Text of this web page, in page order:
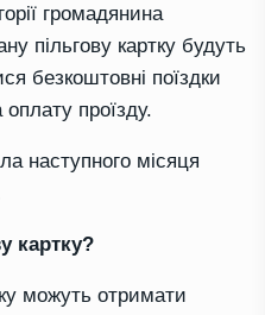
громадянина
пільгову картку будуть
безкоштовні поїздки
проїзду.
наступного місяця
картку?
можуть отримати